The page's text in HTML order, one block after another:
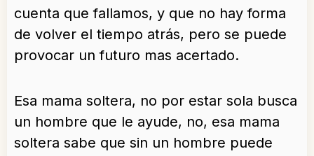
cuenta que fallamos, y que no hay forma
de volver el tiempo atrás, pero se puede
provocar un futuro mas acertado.
Esa mama soltera, no por estar sola busca
un hombre que le ayude, no, esa mama
soltera sabe que sin un hombre puede